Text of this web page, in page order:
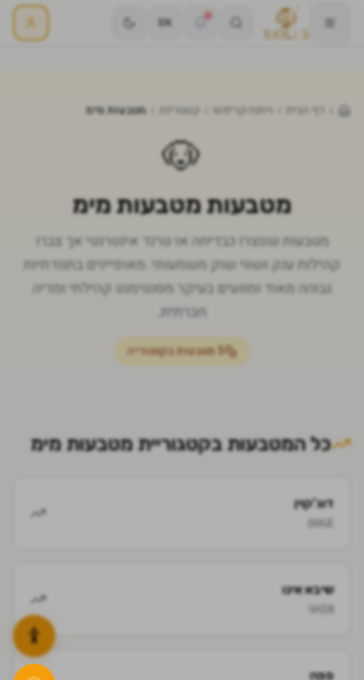
EN
דף הבית ניתוח קריפטו קטגוריות מטבעות מימ
🐶
מטבעותמטבעות מימ
מטבעות שנוצרו כבדיחה או טרנד אינטרנטי אך צברו
קהילות ענק ושווי שוק משמעותי. מאופיינים בתנודתיות
גבוהה מאוד ומונעים בעיקר מסנטימנט קהילתי ומדיה
חברתית.
5 מטבעות בקטגוריה
כל המטבעות בקטגורייתמטבעות מימ
דוג'קוין
DOGE
שיבא אינו
SHIB
פפה